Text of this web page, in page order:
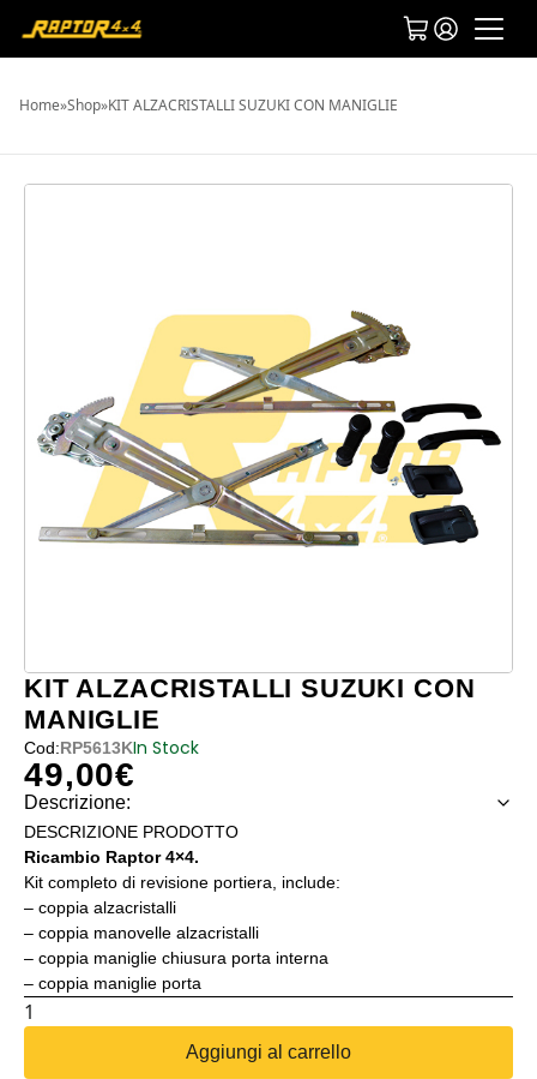
Home»Shop»KIT ALZACRISTALLI SUZUKI CON MANIGLIE
KIT ALZACRISTALLI SUZUKI CON
MANIGLIE
Cod:RP5613KIn Stock
49,00€
Descrizione:
DESCRIZIONE PRODOTTO
Ricambio Raptor 4×4.
Kit completo di revisione portiera, include:
– coppia alzacristalli
– coppia manovelle alzacristalli
– coppia maniglie chiusura porta interna
– coppia maniglie porta
KIT
Aggiungi al carrello